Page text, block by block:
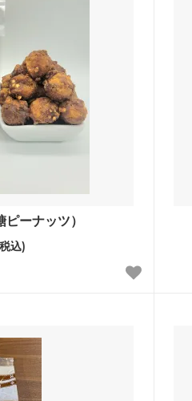
ーナッツ）
込)